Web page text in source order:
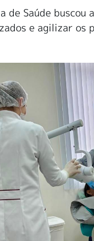
de Saúde buscou
e agilizar os